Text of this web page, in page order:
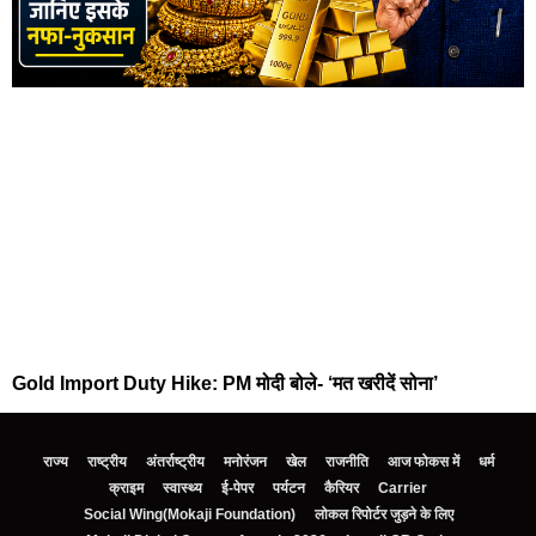
Gold Import Duty Hike: PM मोदी बोले- ‘मत खरीदें सोना’
राज्य राष्ट्रीय अंतर्राष्ट्रीय मनोरंजन खेल राजनीति आज फोकस में
धर्म
क्राइम
स्वास्थ्य ई-पेपर पर्यटन कैरियर
Carrier
Social Wing(Mokaji Foundation)
लोकल रिपोर्टर जुड़ने के लिए